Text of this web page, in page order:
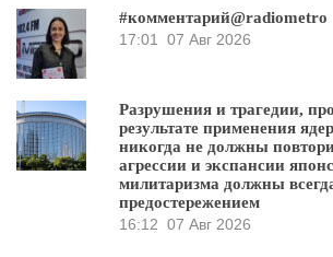
#комментарий@radiometro
17:01
07 Авг 2026
Разрушения и трагедии,
результате применения
никогда не должны
агрессии и экспансии
милитаризма должны
предостережением
16:12 07 Авг 2026